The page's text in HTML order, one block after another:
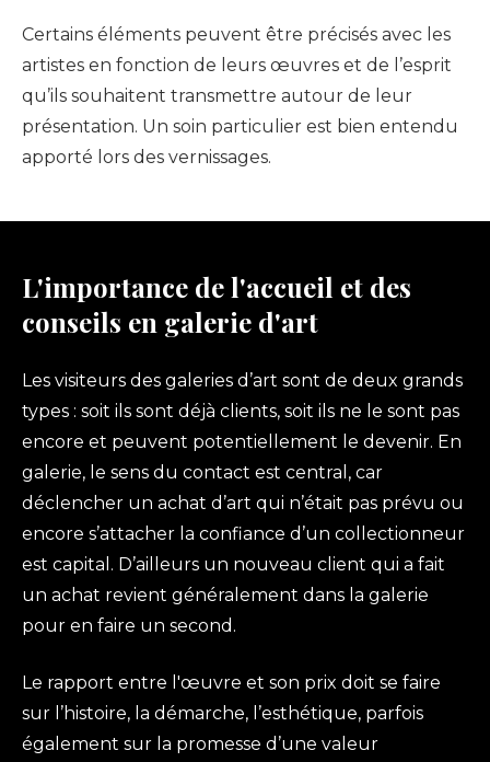
Certains éléments peuvent être précisés avec les
artistes en fonction de leurs œuvres et de l’esprit
qu’ils souhaitent transmettre autour de leur
présentation. Un soin particulier est bien entendu
apporté lors des vernissages.
L'importance de l'accueil et des
conseils en galerie d'art
Les visiteurs des galeries d’art sont de deux grands
types : soit ils sont déjà clients, soit ils ne le sont pas
encore et peuvent potentiellement le devenir. En
galerie, le sens du contact est central, car
déclencher un achat d’art qui n’était pas prévu ou
encore s’attacher la confiance d’un collectionneur
est capital. D’ailleurs un nouveau client qui a fait
un achat revient généralement dans la galerie
pour en faire un second.
Le rapport entre l'œuvre et son prix doit se faire
sur l’histoire, la démarche, l’esthétique, parfois
également sur la promesse d’une valeur